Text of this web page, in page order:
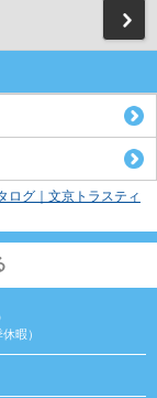
ログ｜文京トラスティ
暇）